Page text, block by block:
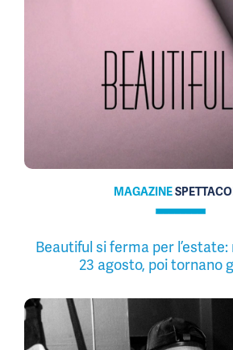
MAGAZINE
Beautiful si ferma per
23 agosto, poi tornano